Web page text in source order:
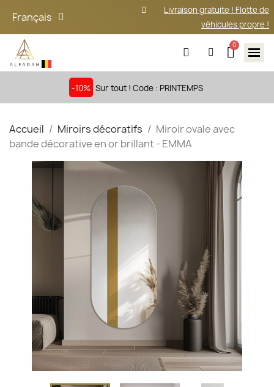
Français
Livraison gratuite ! Flotte de
véhicules propre !
-10% Sur tout ! Code : PRINTEMPS
Accueil Miroirs décoratifs
Miroir ovale avec
bande décorative en or brillant - EMMA